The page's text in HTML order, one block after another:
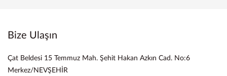
Bize Ulaşın
Çat Beldesi 15 Temmuz Mah. Şehit Hakan Azkın Cad. No:6
Merkez/NEVŞEHİR